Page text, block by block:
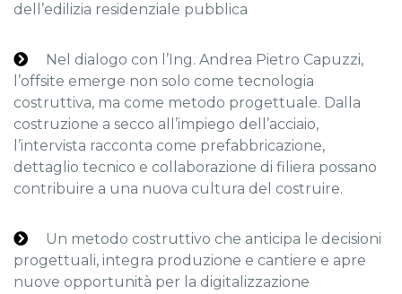
dell’edilizia residenziale pubblica
Nel dialogo con l’Ing. Andrea Pietro Capuzzi,
l’offsite emerge non solo come tecnologia
costruttiva, ma come metodo progettuale. Dalla
costruzione a secco all’impiego dell’acciaio,
l’intervista racconta come prefabbricazione,
dettaglio tecnico e collaborazione di filiera possano
contribuire a una nuova cultura del costruire.
Un metodo costruttivo che anticipa le decisioni
progettuali, integra produzione e cantiere e apre
nuove opportunità per la digitalizzazione